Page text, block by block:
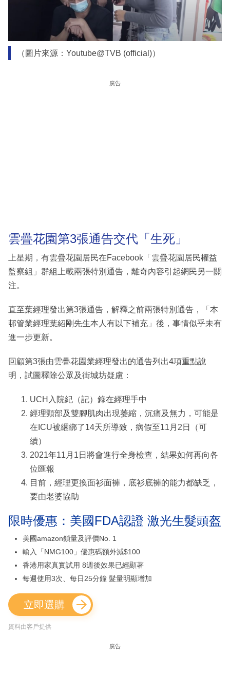
（圖片來源：Youtube@TVB (official)）
廣告
雲疊花園第3張通告交代「生死」
上星期，有雲疊花園居民在Facebook「雲疊花園居民權益
監察組」群組上載兩張特別通告，離奇內容引起網民另一關
注。
直至葉經理發出第3張通告，解釋之前兩張特別通告，「本
邨管業經理葉紹剛先生本人有以下補充」後，事情似乎未有
進一步更新。
回顧第3張由雲疊花園業經理發出的通告列出4項重點說
明，試圖釋除公眾及街城坊疑慮：
UCH入院紀（記）錄在經理手中
經理頸部及雙腳肌肉出現萎縮，沉痛及無力，可能是
在ICU被綑綁了14天所導致，病假至11月2日（可
續）
2021年11月1日將會進行全身檢查，結果如何再向各
位匯報
目前，經理更換面衫面褲，底衫底褲的能力都缺乏，
要由老婆協助
限時優惠：美國FDA認證 激光生髮頭盔
美國amazon鎖量及評價No. 1
輸入「NMG100」優惠碼額外減$100
香港用家真實試用 8週後效果已經顯著
每週使用3次、每日25分鐘 髮量明顯增加
立即選購
資料由客戶提供
廣告